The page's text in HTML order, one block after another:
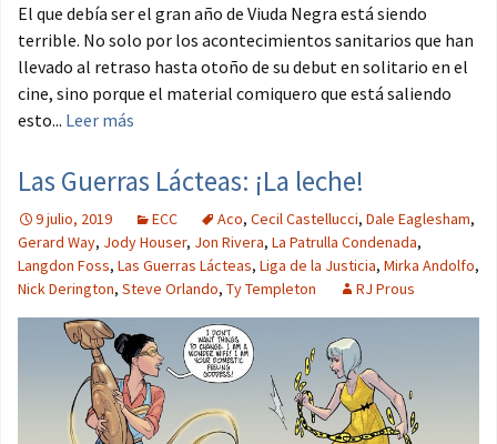
El que debía ser el gran año de Viuda Negra está siendo
terrible. No solo por los acontecimientos sanitarios que han
llevado al retraso hasta otoño de su debut en solitario en el
cine, sino porque el material comiquero que está saliendo
esto... Leer más
Las Guerras Lácteas: ¡La leche!
9 julio, 2019 ECC Aco, Cecil Castellucci, Dale Eaglesham,
Gerard Way, Jody Houser, Jon Rivera, La Patrulla Condenada,
Langdon Foss, Las Guerras Lácteas, Liga de la Justicia, Mirka Andolfo,
Nick Derington, Steve Orlando, Ty Templeton RJ Prous